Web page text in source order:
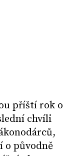
příští rok o
chvíli
o původně